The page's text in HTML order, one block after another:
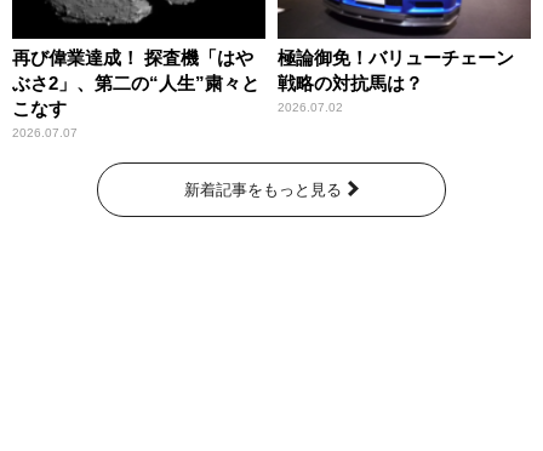
再び偉業達成！ 探査機「はや
ぶさ2」、第二の“人生”粛々と
こなす
2026.07.07
極論御免！バリューチェーン
戦略の対抗馬は？
2026.07.02
新着記事をもっと見る